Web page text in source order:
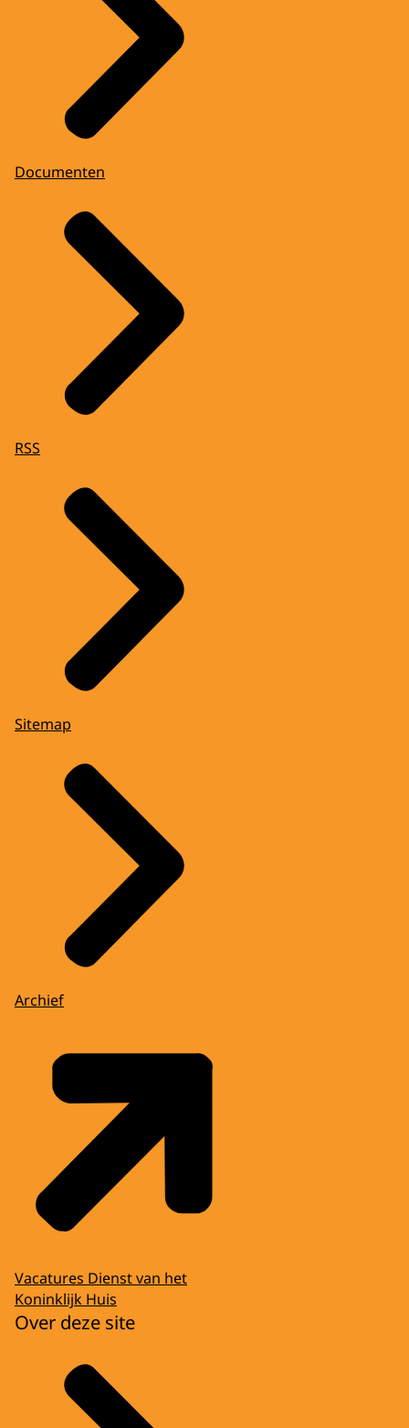
Documenten
RSS
Sitemap
Archief
Vacatures Dienst van het
Koninklijk Huis
Over deze site